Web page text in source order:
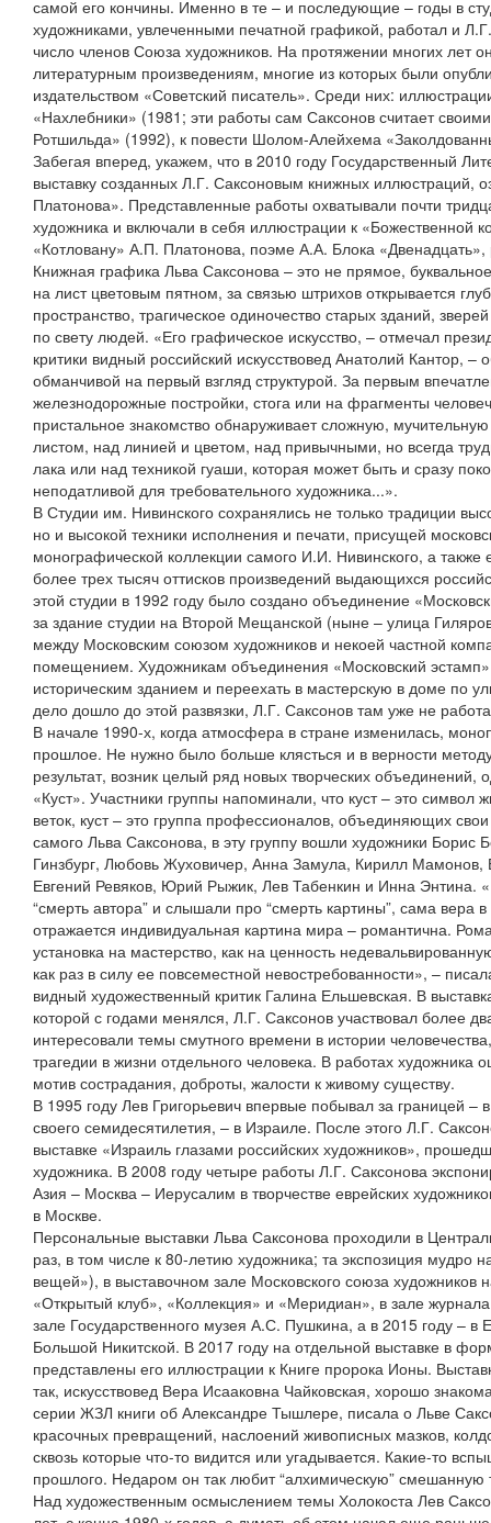
самой его кончины. Именно в те – и последующие – годы в
художниками, увлеченными печатной графикой, работал и
число членов Союза художников. На протяжении многих лет
литературным произведениям, многие из которых были
издательством «Советский писатель». Среди них:
«Нахлебники» (1981; эти работы сам Саксонов считает
Ротшильда» (1992), к повести Шолом-Алейхема
Забегая вперед, укажем, что в 2010 году Государственный
выставку созданных Л.Г. Саксоновым книжных иллюстраций,
Платонова». Представленные работы охватывали почти
художника и включали в себя иллюстрации к «Божественной
«Котловану» А.П. Платонова, поэме А.А. Блока
Книжная графика Льва Саксонова – это не прямое,
на лист цветовым пятном, за связью штрихов открывается
пространство, трагическое одиночество старых зданий,
по свету людей. «Его графическое искусство, – отмечал
критики видный российский искусствовед Анатолий Кантор,
обманчивой на первый взгляд структурой. За первым
железнодорожные постройки, стога или на фрагменты
пристальное знакомство обнаруживает сложную,
листом, над линией и цветом, над привычными, но всегда
лака или над техникой гуаши, которая может быть и сразу
неподатливой для требовательного художника...».
В Студии им. Нивинского сохранялись не только традиции
но и высокой техники исполнения и печати, присущей
монографической коллекции самого И.И. Нивинского, а также
более трех тысяч оттисков произведений выдающихся
этой студии в 1992 году было создано объединение
за здание студии на Второй Мещанской (ныне – улица
между Московским союзом художников и некоей частной
помещением. Художникам объединения «Московский
историческим зданием и переехать в мастерскую в доме по
дело дошло до этой развязки, Л.Г. Саксонов там уже не
В начале 1990-х, когда атмосфера в стране изменилась,
прошлое. Не нужно было больше клясться и в верности
результат, возник целый ряд новых творческих объединений,
«Куст». Участники группы напоминали, что куст – это символ
веток, куст – это группа профессионалов, объединяющих
самого Льва Саксонова, в эту группу вошли художники Борис
Гинзбург, Любовь Жуховичер, Анна Замула, Кирилл
Евгений Ревяков, Юрий Рыжик, Лев Табенкин и Инна Энтина.
“смерть автора” и слышали про “смерть картины”, сама вера
отражается индивидуальная картина мира – романтична.
установка на мастерство, как на ценность
как раз в силу ее повсеместной невостребованности», –
видный художественный критик Галина Ельшевская. В
которой с годами менялся, Л.Г. Саксонов участвовал более
интересовали темы смутного времени в истории
трагедии в жизни отдельного человека. В работах
мотив сострадания, доброты, жалости к живому существу.
В 1995 году Лев Григорьевич впервые побывал за границей –
своего семидесятилетия, – в Израиле. После этого Л.Г.
выставке «Израиль глазами российских художников»,
художника. В 2008 году четыре работы Л.Г. Саксонова
Азия – Москва – Иерусалим в творчестве еврейских
в Москве.
Персональные выставки Льва Саксонова проходили в
раз, в том числе к 80-летию художника; та экспозиция мудро
вещей»), в выставочном зале Московского союза художников
«Открытый клуб», «Коллекция» и «Меридиан», в зале
зале Государственного музея А.С. Пушкина, а в 2015 году – в
Большой Никитской. В 2017 году на отдельной выставке в
представлены его иллюстрации к Книге пророка Ионы.
так, искусствовед Вера Исааковна Чайковская, хорошо
серии ЖЗЛ книги об Александре Тышлере, писала о Льве
красочных превращений, наслоений живописных мазков,
сквозь которые что-то видится или угадывается. Какие-то
прошлого. Недаром он так любит “алхимическую” смешанную
Над художественным осмыслением темы Холокоста Лев